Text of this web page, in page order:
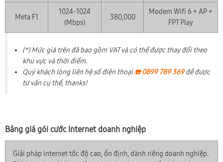
Meta F1
1024-1024
(Mbps)
380,000
Modem Wifi 6 + AP +
FPT Play
(*) Mức giá trên đã bao gồm VAT và có thể được thay đổi theo
khu vực và thời điểm.
Quý khách lòng liên hệ số điện thoại☎️ 0899 789 369để được
tư vấn cụ thể, thanks!
Bảng giá gói cước Internet doanh nghiệp
Giải pháp internet tốc độ cao, ổn định, dành riêng doanh nghiệp.